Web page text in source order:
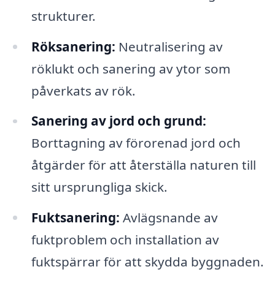
strukturer.
Röksanering: Neutralisering av
röklukt och sanering av ytor som
påverkats av rök.
Sanering av jord och grund:
Borttagning av förorenad jord och
åtgärder för att återställa naturen till
sitt ursprungliga skick.
Fuktsanering: Avlägsnande av
fuktproblem och installation av
fuktspärrar för att skydda byggnaden.